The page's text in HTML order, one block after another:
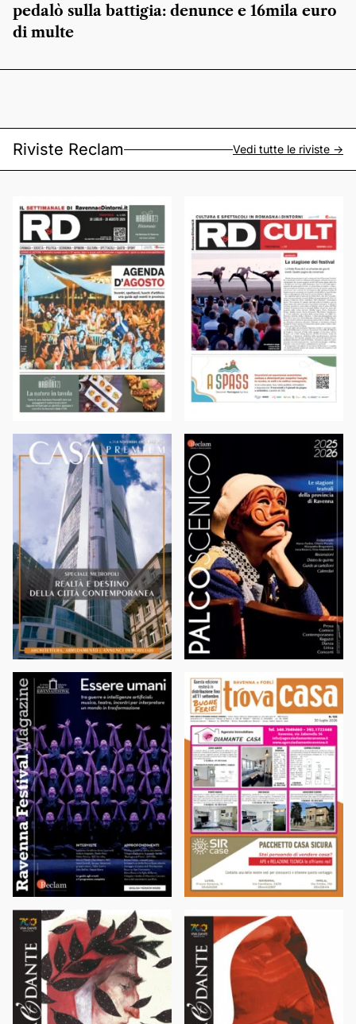
pedalò sulla battigia: denunce e 16mila euro
di multe
Riviste Reclam Vedi tutte le riviste ->